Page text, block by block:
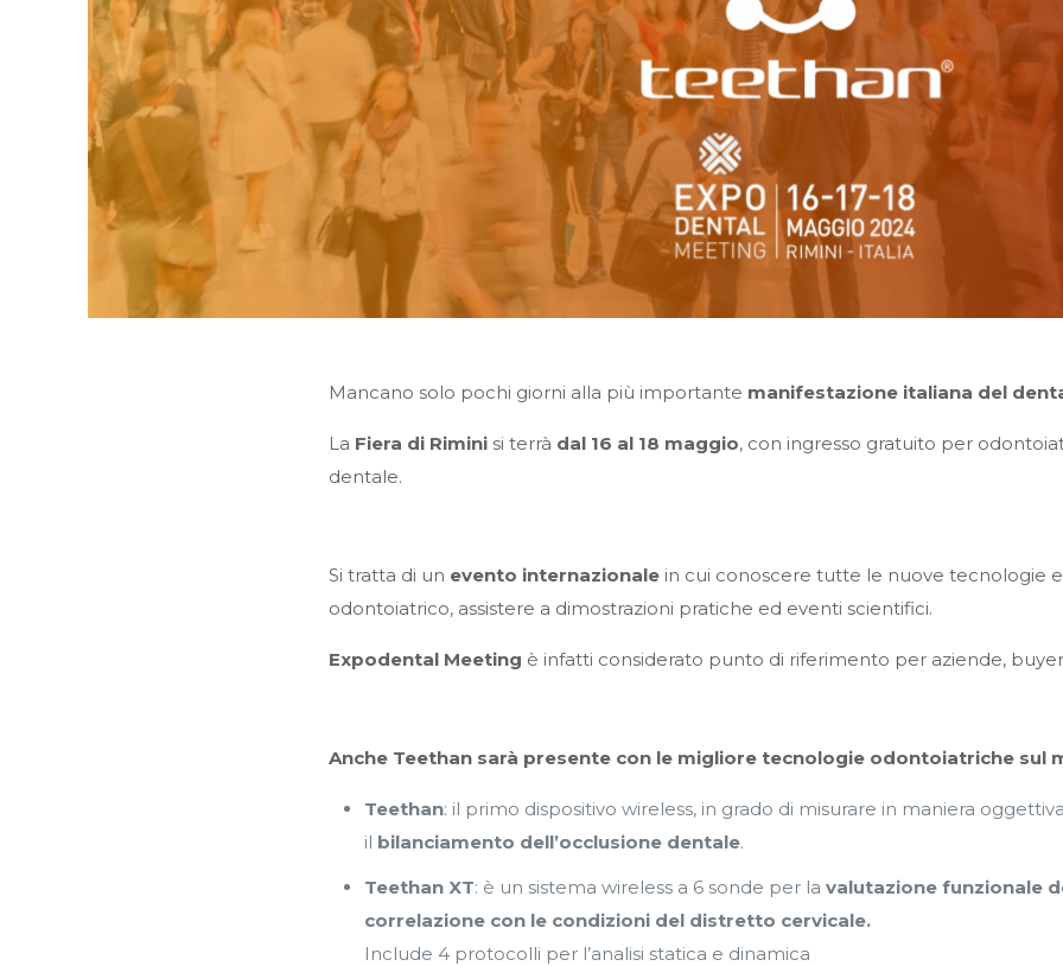
Mancano solo pochi giorni alla più importante manifestazione italiana del
La Fiera di Rimini si terrà dal 16 al 18 maggio, con ingresso gratuito per
dentale.
Si tratta di un evento internazionale in cui conoscere tutte le nuove tecnologie
odontoiatrico, assistere a dimostrazioni pratiche ed eventi scientifici.
Expodental Meeting è infatti considerato punto di riferimento per aziende,
Anche Teethan sarà presente con le migliore tecnologie odontoiatriche sul
Teethan: il primo dispositivo wireless, in grado di misurare in maniera
il bilanciamento dell’occlusione dentale.
Teethan XT: è un sistema wireless a 6 sonde per lavalutazione funzionale
correlazione con le condizioni del distretto cervicale.
Include 4 protocolli per l’analisi statica e dinamica